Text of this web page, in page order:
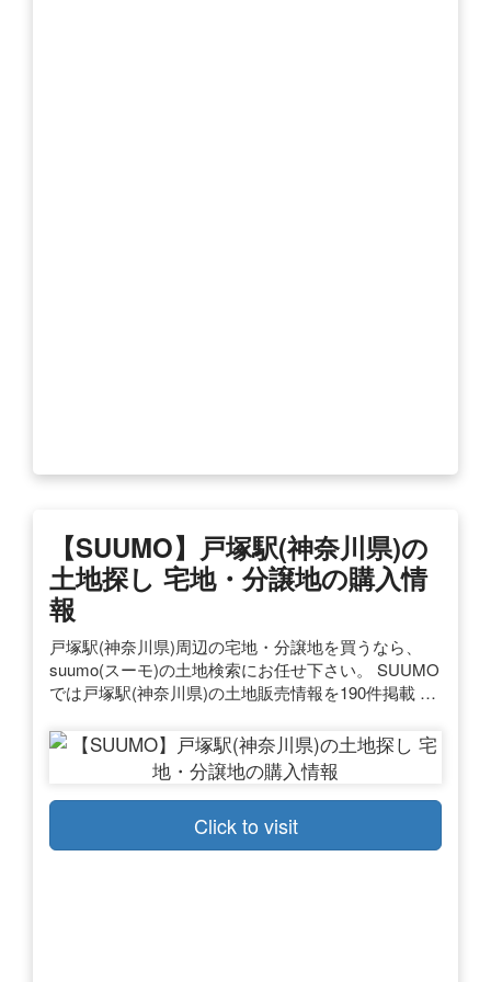
【SUUMO】戸塚駅(神奈川県)の
土地探し 宅地・分譲地の購入情
報
戸塚駅(神奈川県)周辺の宅地・分譲地を買うなら、
suumo(スーモ)の土地検索にお任せ下さい。 SUUMO
では戸塚駅(神奈川県)の土地販売情報を190件掲載 …
Click to visit